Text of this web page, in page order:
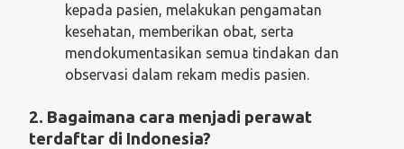
kepada pasien, melakukan pengamatan
kesehatan, memberikan obat, serta
mendokumentasikan semua tindakan dan
observasi dalam rekam medis pasien.
2. Bagaimana cara menjadi perawat
terdaftar di Indonesia?